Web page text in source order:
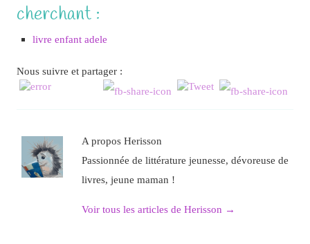
cherchant :
livre enfant adele
Nous suivre et partager :
A propos Herisson
Passionnée de littérature jeunesse, dévoreuse de
livres, jeune maman !
Voir tous les articles de Herisson →